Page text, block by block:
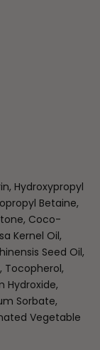
Hydroxypropyl
Betaine,
Coco-
Kernel Oil,
Seed Oil,
Tocopherol,
Hydroxide,
Sorbate,
Vegetable